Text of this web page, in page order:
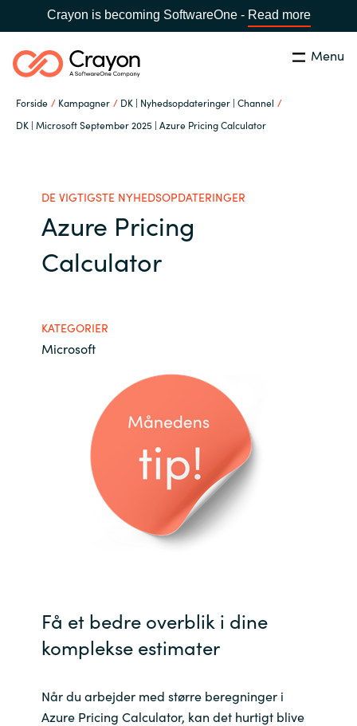
Crayon is becoming SoftwareOne - Read more
Menu
Forside Kampagner
DK | Nyhedsopdateringer | Channel
DK | Microsoft September 2025 | Azure Pricing Calculator
Global site
Africa
Bulgaria
Czechia
Denmark
Estonia
Finland
Germany
Iceland
Søg Luk
Om os
Softwarepartnere
Viden
Kontakt os
DE VIGTIGSTE NYHEDSOPDATERINGER
Azure Pricing
Calculator
KATEGORIER
Microsoft
Få et bedre overblik i dine
komplekse estimater
Når du arbejder med større beregninger i
Azure Pricing Calculator, kan det hurtigt blive